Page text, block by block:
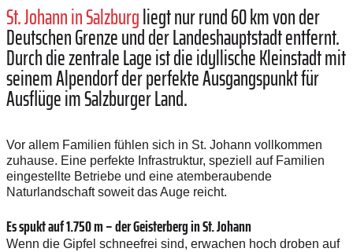
St. Johann in Salzburgliegt nur rund 60 km von der
Deutschen Grenze und der Landeshauptstadt entfernt.
Durch die zentrale Lage ist die idyllische Kleinstadt mit
seinem Alpendorf der perfekte Ausgangspunkt für
Ausflüge im Salzburger Land.
Vor allem Familien fühlen sich in St. Johann vollkommen
zuhause. Eine perfekte Infrastruktur, speziell auf Familien
eingestellte Betriebe und eine atemberaubende
Naturlandschaft soweit das Auge reicht.
Es spukt auf 1.750 m – der Geisterberg in St. Johann
Wenn die Gipfel schneefrei sind, erwachen hoch droben auf